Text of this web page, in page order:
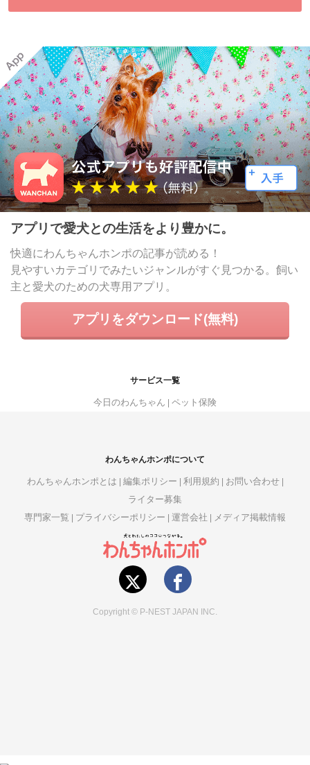
アプリで愛犬との生活をより豊かに。
快適にわんちゃんホンポの記事が読める！
見やすいカテゴリでみたいジャンルがすぐ見つかる。飼い
主と愛犬のための犬専用アプリ。
アプリをダウンロード(無料)
サービス一覧
今日のわんちゃん ペット保険
わんちゃんホンポについて
わんちゃんホンポとは 編集ポリシー 利用規約
お問い合わせ
ライター募集
専門家一覧
プライバシーポリシー 運営会社 メディア掲載情報
Copyright © P-NEST JAPAN INC.